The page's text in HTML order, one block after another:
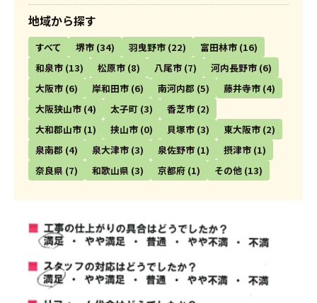
地域から探す
すべて 堺市 (34) 羽曳野市 (22) 富田林市 (16)
和泉市 (13) 松原市 (8) 八尾市 (7) 河内長野市 (6)
大阪市 (6) 岸和田市 (6) 南河内郡 (5) 藤井寺市 (4)
大阪狭山市 (4) 太子町 (3) 香芝市 (2)
大和郡山市 (1) 挟山市 (0) 貝塚市 (3) 東大阪市 (2)
泉南郡 (4) 泉大津市 (3) 泉佐野市 (1) 摂津市 (1)
奈良県 (7) 和歌山県 (3) 京都府 (1) その他 (13)